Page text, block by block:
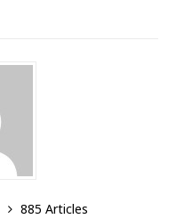
885 Articles